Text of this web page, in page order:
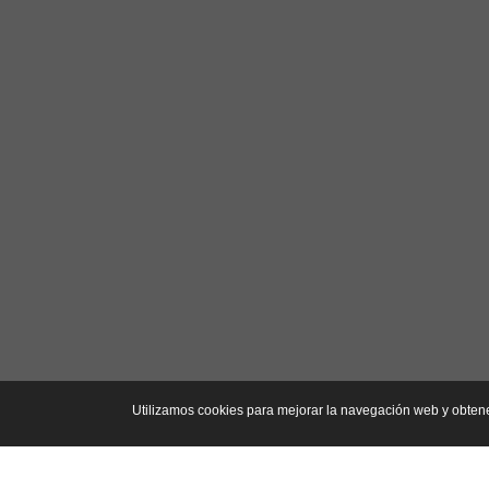
Utilizamos cookies para mejorar la navegación web y